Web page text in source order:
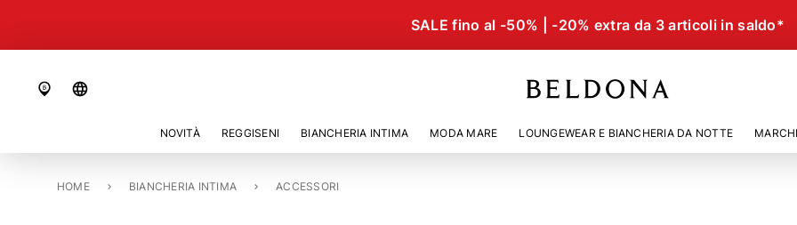
SALE fino al -50% | -20% extra da 3 articoli in saldo*
language
NOVITÀ REGGISENI BIANCHERIA INTIMA MODA MARE LOUNGEWEAR E BIANCHERIA DA NOTTE
HOME BIANCHERIA INTIMA ACCESSORI
REGGICALZE «AMINA»